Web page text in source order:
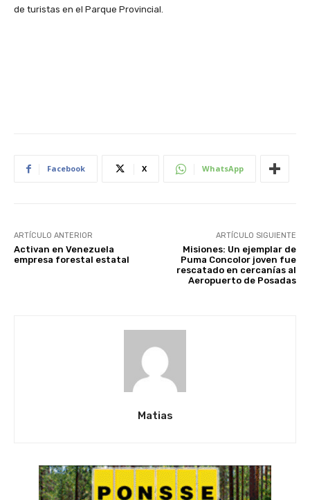
de turistas en el Parque Provincial.
Facebook X WhatsApp
ARTÍCULO ANTERIOR
Activan en Venezuela
empresa forestal estatal
ARTÍCULO SIGUIENTE
Misiones: Un ejemplar de
Puma Concolor joven fue
rescatado en cercanías al
Aeropuerto de Posadas
Matias